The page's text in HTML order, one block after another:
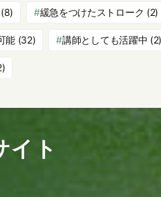
緩急をつけたストローク (2)
能(32) 講師としても活躍中 (2)
イト